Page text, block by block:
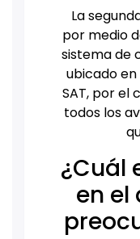
La
por medio
sistema de
ubicado
SAT, por el
todos los
¿Cuál
en el